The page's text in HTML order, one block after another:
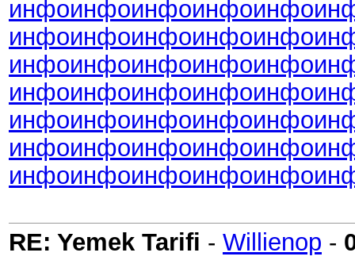
инфоинфоинфоинфоинфо
инфоинфоинфоинфоинфо
инфоинфоинфоинфоинфо
инфоинфоинфоинфоинфо
инфоинфоинфоинфоинфо
инфоинфоинфоинфоинфо
инфоинфоинфоинфоинфо
RE: Yemek Tarifi - Willienop -